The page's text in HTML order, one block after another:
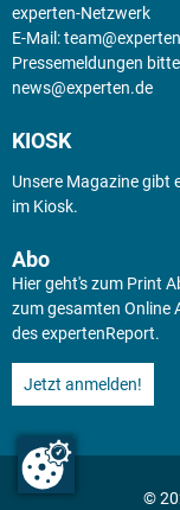
experten-Netzwerk
E-Mail:
Pressemeldungen
news@experten.de
KIOSK
Unsere Magazine gibt
im Kiosk.
Abo
Hier geht's zum Print
zum gesamten Online
des expertenReport.
Jetzt anmelden!
©